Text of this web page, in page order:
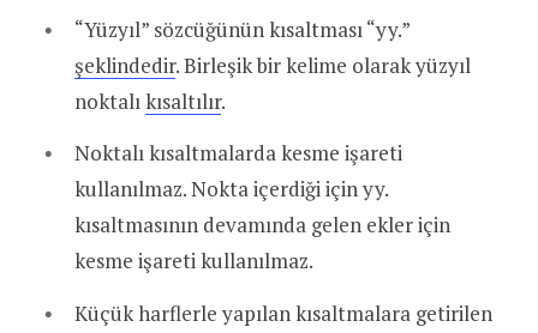
“Yüzyıl” sözcüğünün kısaltması “yy.”
şeklindedir. Birleşik bir kelime olarak yüzyıl
noktalıkısaltılır.
Noktalı kısaltmalarda kesme işareti
kullanılmaz. Noktaiçerdiği için yy.
kısaltmasının devamında gelen ekler için
kesme işareti kullanılmaz.
Küçük harflerle yapılan kısaltmalara getirilen